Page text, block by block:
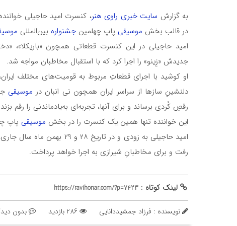
به گزارش سایت خبری راوی هنر
در قالب بخش موسیقی پاپ چهلمین جشنواره بین‌المللی
امید حاجیلی در این کنسرت قطعاتی همچون «باریکلا»،
جدیدش «زِینو» را اجرا کرد که با استقبال مخاطبان مواجه شد.
او کوشید با اجرای قطعاتِ مربوط به قومیت‌های مختلف
دلنشینِ سازها از سراسر ایران همچون نی انبان در موسیقی
رقصِ کُردی برساند و برای آنها، تجربه‌ای به‌یادماندنی را رقم
این خواننده تنها همین یک کنسرت را در بخش موسیقی پاپ
امید حاجیلی به زودی و در
رفت و برای مخاطبانِ شیرازی به اجرا خواهد پرداخت.
لینک کوتاه : https://ravihonar.com/?p=7423
نویسنده : فرزاد جمشیددانایی بدون